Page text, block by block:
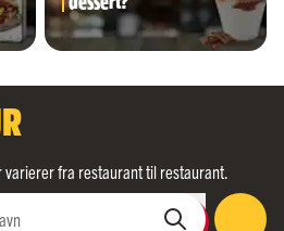
fra restaurant til restaurant.